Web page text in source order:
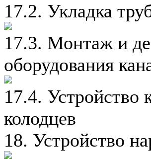
17.2. Укладка
17.3. Монтаж и
оборудования
17.4. Устройство
колодцев
18. Устройство